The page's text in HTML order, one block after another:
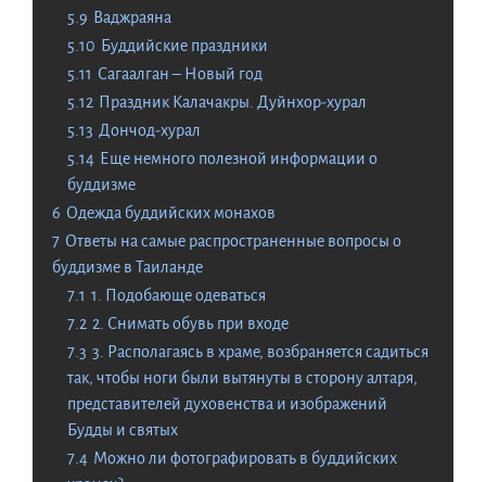
5.9 Ваджраяна
5.10 Буддийские праздники
5.11 Сагаалган – Новый год
5.12 Праздник Калачакры. Дуйнхор-хурал
5.13 Дончод-хурал
5.14 Еще немного полезной информации о
буддизме
6 Одежда буддийских монахов
7 Ответы на самые распространенные вопросы о
буддизме в Таиланде
7.1 1. Подобающе одеваться
7.2 2. Снимать обувь при входе
7.3 3. Располагаясь в храме, возбраняется садиться
так, чтобы ноги были вытянуты в сторону алтаря,
представителей духовенства и изображений
Будды и святых
7.4 Можно ли фотографировать в буддийских